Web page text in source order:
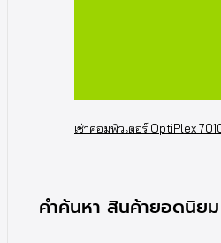
เช่าคอมพิวเตอร์ OptiPlex
คำค้นหา สินค้ายอดนิยม